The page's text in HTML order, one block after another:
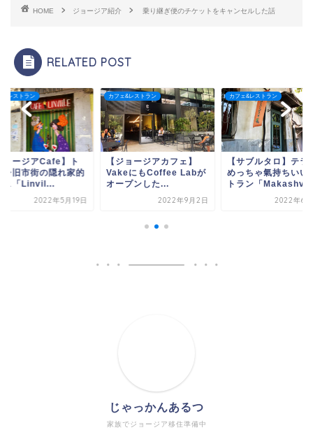
HOME ジョージア紹介 乗り継ぎ便のチケットをキャンセルした話
RELATED POST
&レストラン
ョージアCafe】ト
シ旧市街の隠れ家的
ェ「Linvil...
2022年5月19日
カフェ&レストラン
【ジョージアカフェ】
VakeにもCoffee Labが
オープンした...
2022年9月2日
カフェ&レストラン
【サブルタロ】テラ
めっちゃ氣持ちいい
トラン「Makashv...
2022年6
家族でジョージア移住準備中
じゃっかんあるつ